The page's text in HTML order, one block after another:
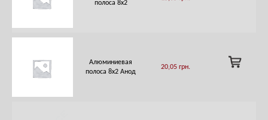
полоса 8х2
Алюминиевая
полоса 8х2 Анод
20,05 грн.
ADD
TO